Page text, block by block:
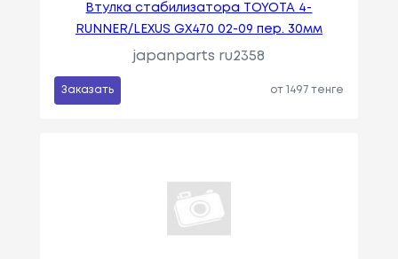
Втулка стабилизатора TOYOTA 4-
RUNNER/LEXUS GX470 02-09 пер. 30мм
japanparts ru2358
Заказать от 1497 тенге